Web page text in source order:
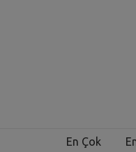
En Çok